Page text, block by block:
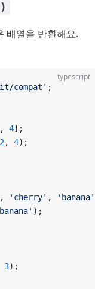
배열을 반환해요.
typescript
compat' ;
, 4];
2, 4);
, 'cherry' ,
'banana'
);
3);